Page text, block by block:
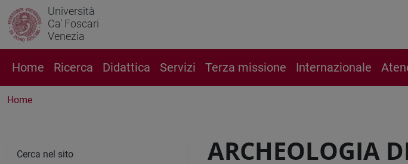
Università
Ca' Foscari
Venezia
Home Ricerca Didattica Servizi Terza missione Internazionale
Home
ARCHEOLOGIA
Cerca nel sito